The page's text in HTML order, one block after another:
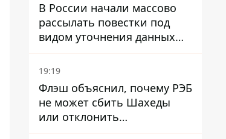
В России начали массово
рассылать повестки под
видом уточнения данных
для набора контрактников
19:19
Флэш объяснил, почему РЭБ
не может сбить Шахеды
или отклонить
баллистические ракеты